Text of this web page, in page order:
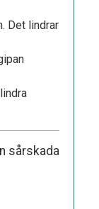
Det lindrar
sårskada